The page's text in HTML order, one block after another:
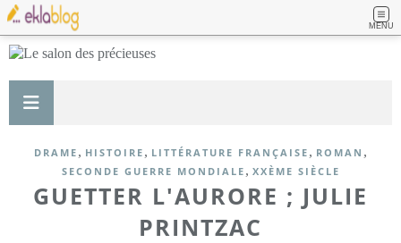
MENU
DRAME , HISTOIRE , LITTÉRATURE FRANÇAISE , ROMAN ,
SECONDE GUERRE MONDIALE , XXÈME SIÈCLE
GUETTER L'AURORE ; JULIE
PRINTZAC